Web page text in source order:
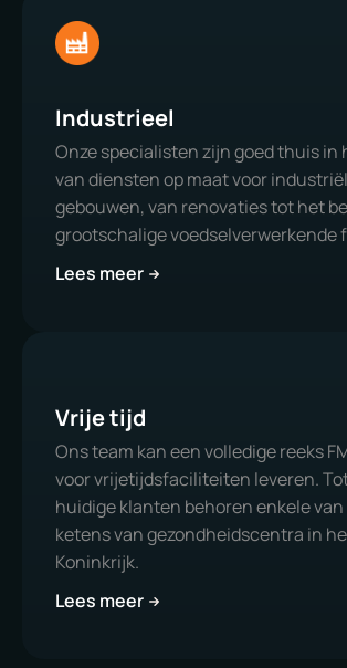
Industrieel
Onze specialisten zijn goed thuis in
van diensten op maat voor
gebouwen, van renovaties tot het
grootschalige voedselverwerkende
Lees meer
Vrije tijd
Ons team kan een volledige reeks
voor vrijetijdsfaciliteiten leveren.
huidige klanten behoren enkele
ketens van gezondheidscentra in
Koninkrijk.
Lees meer